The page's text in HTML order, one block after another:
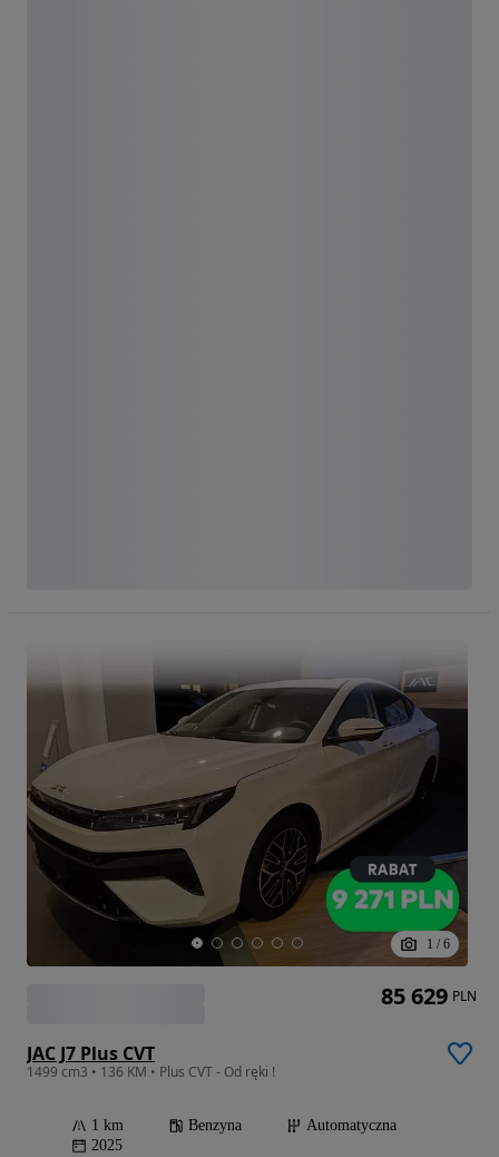
1 / 6
JAC J7 Plus CVT
1499 cm3 • 136 KM • Plus CVT - Od ręki !
1 km Benzyna
Automatyczna
2025
85 629 PLN